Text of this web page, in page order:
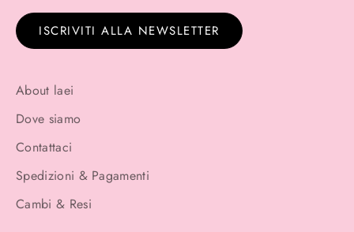
ISCRIVITI ALLA NEWSLETTER
About laei
Dove siamo
Contattaci
Spedizioni & Pagamenti
Cambi & Resi